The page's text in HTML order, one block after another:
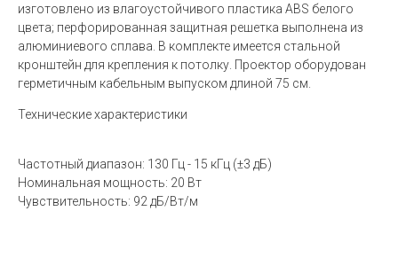
изготовлено из влагоустойчивого пластика ABS белого
цвета; перфорированная защитная решетка выполнена из
алюминиевого сплава. В комплекте имеется стальной
кронштейн для крепления к потолку. Проектор оборудован
герметичным кабельным выпуском длиной 75 см.
Технические характеристики
Частотный диапазон: 130 Гц - 15 кГц (±3 дБ)
Номинальная мощность: 20 Вт
Чувствительность: 92 дБ/Вт/м